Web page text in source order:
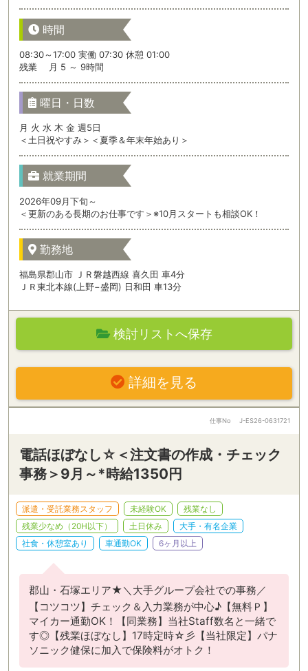
時間
08:30～17:00 実働 07:30 休憩 01:00
残業 月 5 ～ 9時間
曜日・日数
月 火 水 木 金 週5日
＜土日祝やすみ＞＜夏季＆年末年始あり＞
就業期間
2026年09月下旬～
＜更新のある長期のお仕事です＞※10月スタートも相談OK！
勤務地
福島県郡山市 ＪＲ磐越西線 喜久田 車4分
ＪＲ東北本線(上野−盛岡) 日和田 車13分
検討リストへ保存
詳細を見る
仕事No J-ES26-0631721
電話ほぼなし☆＜注文書の作成・チェック
事務＞9月～*時給1350円
派遣・受託業務スタッフ 未経験OK
残業なし
残業少なめ（20H以下）
土日休み
大手・有名企業
社食・休憩室あり
車通勤OK 6ヶ月以上
郡山・石塚エリア★＼大手グループ会社での事務／
【コツコツ】チェック＆入力業務が中心♪【無料Ｐ】
マイカー通勤OK！【同業務】当社Staff数名と一緒で
す◎【残業ほぼなし】17時定時☆彡【当社限定】パナ
ソニック健保に加入で保険料がオトク！